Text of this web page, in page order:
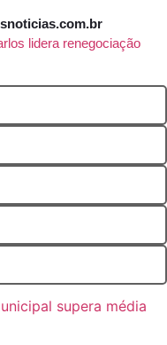
lidera renegociação